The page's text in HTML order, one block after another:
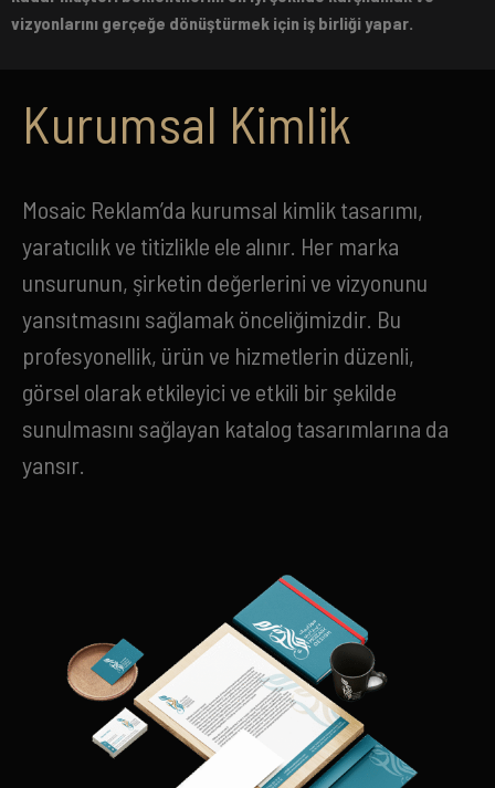
vizyonlarını gerçeğe dönüştürmek için iş birliği yapar.
Kurumsal Kimlik
Mosaic Reklam’da kurumsal kimlik tasarımı,
yaratıcılık ve titizlikle ele alınır. Her marka
unsurunun, şirketin değerlerini ve vizyonunu
yansıtmasını sağlamak önceliğimizdir. Bu
profesyonellik, ürün ve hizmetlerin düzenli,
görsel olarak etkileyici ve etkili bir şekilde
sunulmasını sağlayan katalog tasarımlarına da
yansır.